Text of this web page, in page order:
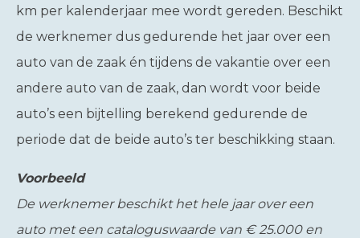
km per kalenderjaar mee wordt gereden. Beschikt
de werknemer dus gedurende het jaar over een
auto van de zaak én tijdens de vakantie over een
andere auto van de zaak, dan wordt voor beide
auto’s een bijtelling berekend gedurende de
periode dat de beide auto’s ter beschikking staan.
Voorbeeld
De werknemer beschikt het hele jaar over een
auto met een cataloguswaarde van € 25.000 en